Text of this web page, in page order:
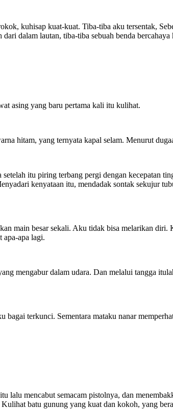
kuhisap kuat-kuat. Tiba-tiba aku tersentak,
dalam lautan, tiba-tiba sebuah benda
asing yang baru pertama kali itu kulihat.
hitam, yang ternyata kapal selam. Menurut
itu piring terbang pergi dengan kecepatan
kenyataan itu, mendadak sontak sekujur
main besar sekali. Aku tidak bisa melarikan
apa-apa lagi.
mengabur dalam udara. Dan melalui tangga
terkunci. Sementara mataku nanar
mencabut semacam pistolnya, dan
batu gunung yang kuat dan kokoh, yang